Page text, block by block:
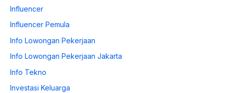
Influencer
Influencer Pemula
Info Lowongan Pekerjaan
Info Lowongan Pekerjaan Jakarta
Info Tekno
Investasi Keluarga